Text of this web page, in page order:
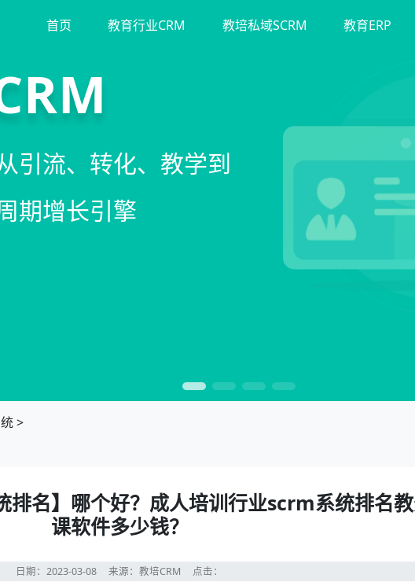
首页 教育行业CRM 教培私域SCRM 教育ERP
斗
跟单、试听转化分
队
运营
服务流程、智能续
长期价值
裂变
序商城、丰富裂变工
长
引流、转化、教学到
期增长引擎
>
排名】哪个好？成人培训行业scrm系统排名
课软件多少钱？
日期：2023-03-08来源：教培CRM 点击：